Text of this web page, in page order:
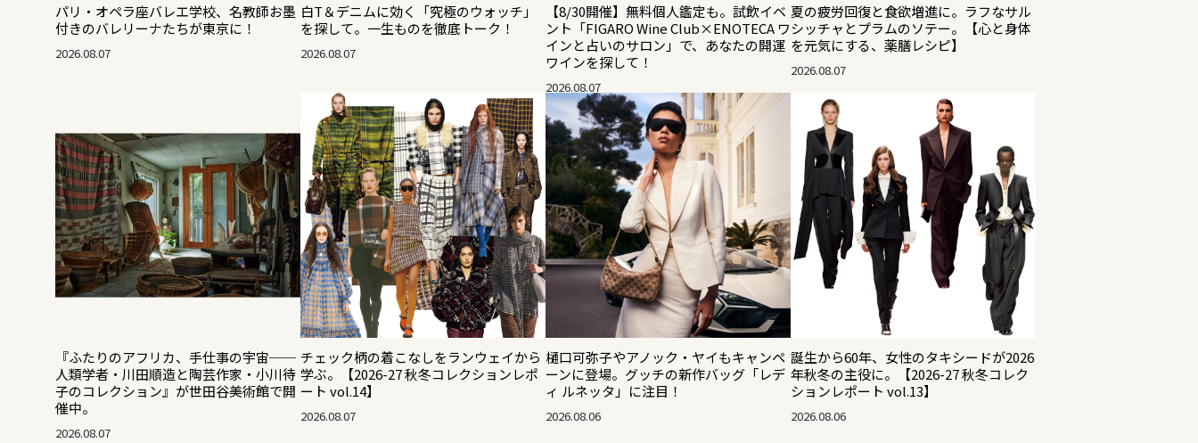
パリ・オペラ座バレエ学校、名教師お墨
付きのバレリーナたちが東京に！
2026.08.07
白T＆デニムに効く「究極のウォッチ」
を探して。一生ものを徹底トーク！
2026.08.07
【8/30開催】無料個人鑑定も。試飲イベ
ント「FIGARO Wine Club×ENOTECA ワ
インと占いのサロン」で、あなたの開運
ワインを探して！
2026.08.07
夏の疲労回復と食欲増進に。ラフなサル
シッチャとプラムのソテー。【心と身体
を元気にする、薬膳レシピ】
2026.08.07
『ふたりのアフリカ、手仕事の宇宙──
人類学者・川田順造と陶芸作家・小川待
子のコレクション』が世田谷美術館で開
催中。
2026.08.07
チェック柄の着こなしをランウェイから
学ぶ。【2026-27 秋冬コレクションレポ
ート vol.14】
2026.08.07
樋口可弥子やアノック・ヤイもキャンペ
ーンに登場。グッチの新作バッグ「レデ
ィ ルネッタ」に注目！
2026.08.06
誕生から60年、女性のタキシードが2026
年秋冬の主役に。【2026-27 秋冬コレク
ションレポート vol.13】
2026.08.06